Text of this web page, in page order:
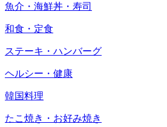
魚介・海鮮丼・寿司
和食・定食
ステーキ・ハンバーグ
ヘルシー・健康
韓国料理
たこ焼き・お好み焼き